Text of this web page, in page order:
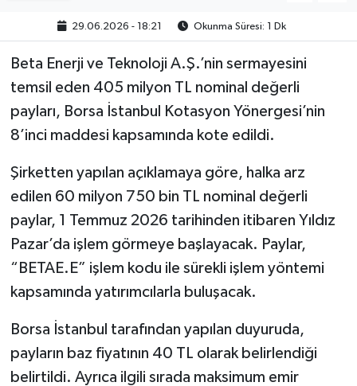
29.06.2026 - 18:21 Okunma Süresi: 1 Dk
Beta Enerji ve Teknoloji A.Ş.’nin sermayesini
temsil eden 405 milyon TL nominal değerli
payları, Borsa İstanbul Kotasyon Yönergesi’nin
8’inci maddesi kapsamında kote edildi.
Şirketten yapılan açıklamaya göre, halka arz
edilen 60 milyon 750 bin TL nominal değerli
paylar, 1 Temmuz 2026 tarihinden itibaren Yıldız
Pazar’da işlem görmeye başlayacak. Paylar,
“BETAE.E” işlem kodu ile sürekli işlem yöntemi
kapsamında yatırımcılarla buluşacak.
Borsa İstanbul tarafından yapılan duyuruda,
payların baz fiyatının 40 TL olarak belirlendiği
belirtildi. Ayrıca ilgili sırada maksimum emir
İletişim